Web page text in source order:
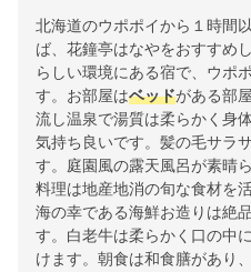
北海道のウポポイから１時間
ば、花鐘亭はなやをおすすめ
らしい環境にある宿で、ウポ
す。お部屋はベッドがある部
流し温泉で湯質は柔らかく身
気持ち良いです。髪の毛サラ
す。庭園風の露天風呂が素晴
料理は地産地消の旬な食材を
海の幸である海鮮お造りは絶
す。白老牛は柔らかく口の中
けます。朝食は和食膳があり